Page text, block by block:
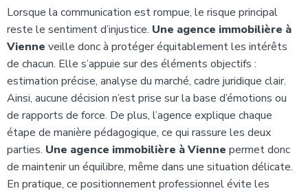
Lorsque la communication est rompue, le risque principal
reste le sentiment d’injustice. Une agence immobilière à
Vienne veille donc à protéger équitablement les intérêts
de chacun. Elle s’appuie sur des éléments objectifs :
estimation précise, analyse du marché, cadre juridique clair.
Ainsi, aucune décision n’est prise sur la base d’émotions ou
de rapports de force. De plus, l’agence explique chaque
étape de manière pédagogique, ce qui rassure les deux
parties. Une agence immobilière à Vienne permet donc
de maintenir un équilibre, même dans une situation délicate.
En pratique, ce positionnement professionnel évite les